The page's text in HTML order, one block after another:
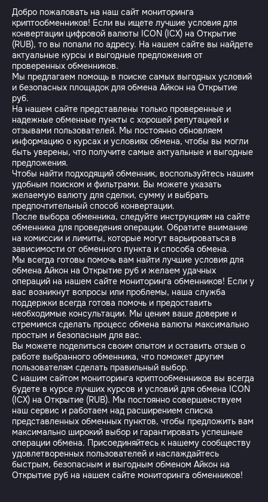
Добро пожаловать на наш сайт мониторинга
криптообменников! Если вы ищете лучшие условия для
конвертации цифровой валюты ICON (ICX) на Открытие
(RUB), то вы попали по адресу. На нашем сайте вы найдете
актуальные курсы и выгодные предложения от
проверенных обменников.
Мы предлагаем помощь в поиске самых выгодных условий
и безопасных площадок для обмена Айкон на Открытие
руб.
На нашем сайте представлены только проверенные и
надежные обменные пункты с хорошей репутацией и
отзывами пользователей. Мы постоянно обновляем
информацию о курсах и условиях обмена, чтобы вы могли
быть уверены, что получите самые актуальные и выгодные
предложения.
Чтобы найти подходящий обменник, воспользуйтесь нашим
удобным поиском и фильтрами. Вы можете указать
желаемую валюту для сделки, сумму и выбрать
предпочтительный способ конвертации.
После выбора обменника, следуйте инструкциям на сайте
обменника для проведения операции. Обратите внимание
на комиссии и лимиты, которые могут варьироваться в
зависимости от обменного пункта и способа обмена.
Мы всегда готовы помочь вам найти лучшие условия для
обмена Айкон на Открытие руб и желаем удачных
операций на нашем сайте мониторинга обменников! Если у
вас возникнут вопросы или проблемы, наша служба
поддержки всегда готова помочь и предоставить
необходимые консультации. Мы ценим ваше доверие и
стремимся сделать процесс обмена валюты максимально
простым и безопасным для вас.
Вы можете поделиться своим опытом и оставить отзыв о
работе выбранного обменника, что поможет другим
пользователям сделать правильный выбор.
С нашим сайтом мониторинга криптообменников вы всегда
будете в курсе лучших курсов и условий для обмена ICON
(ICX) на Открытие (RUB). Мы постоянно совершенствуем
наш сервис и работаем над расширением списка
представленных обменных пунктов, чтобы предложить вам
максимально широкий выбор и гарантировать успешные
операции обмена. Присоединяйтесь к нашему сообществу
удовлетворенных пользователей и наслаждайтесь
быстрым, безопасным и выгодным обменом Айкон на